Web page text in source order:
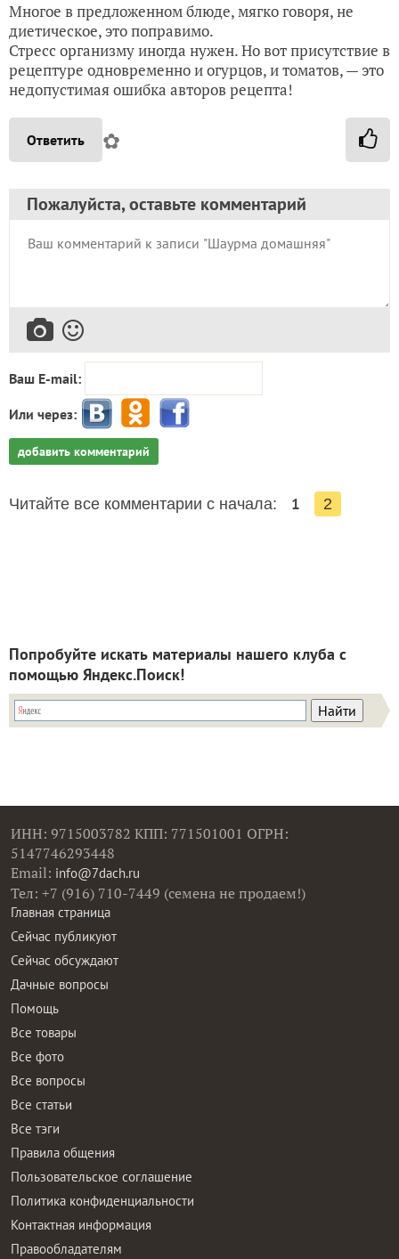
Многое в предложенном блюде, мягко говоря, не
диетическое, это поправимо.
Стресс организму иногда нужен. Но вот присутствие в
рецептуре одновременно и огурцов, и томатов, — это
недопустимая ошибка авторов рецепта!
Ответить ✿
Пожалуйста, оставьте комментарий
Ваш E-mail:
Или через:
добавить комментарий
Читайте все комментарии с начала: 1 2
Попробуйте искать материалы нашего клуба с
помощью Яндекс.Поиск!
ИНН: 9715003782 КПП: 771501001 ОГРН:
5147746293448
Email: info@7dach.ru
Тел: +7 (916) 710-7449 (семена не продаем!)
Главная страница
Сейчас публикуют
Сейчас обсуждают
Дачные вопросы
Помощь
Все товары
Все фото
Все вопросы
Все статьи
Все тэги
Правила общения
Пользовательское соглашение
Политика конфиденциальности
Контактная информация
Правообладателям